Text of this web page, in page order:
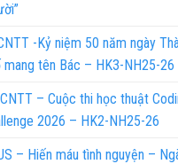
-Kỷ niệm 50 năm ngày
mang tên Bác – HK3-NH25-26
– Cuộc thi học thuật
2026 – HK2-NH25-26
– Hiến máu tình nguyện –